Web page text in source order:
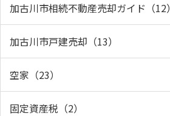
加古川市相続不動産売却ガイド（12）
加古川市戸建売却（13）
空家（23）
固定資産税（2）